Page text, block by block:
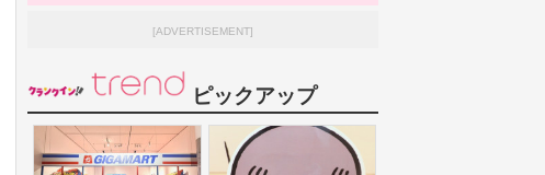
[ADVERTISEMENT]
ピックアップ